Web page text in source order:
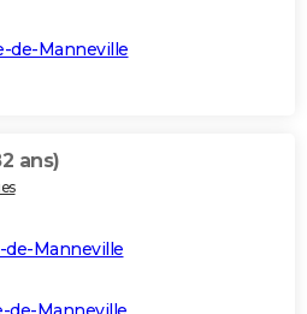
de-Manneville
ans)
de-Manneville